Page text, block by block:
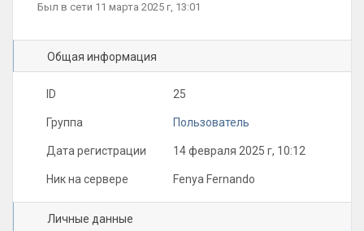
Был в сети 11 марта 2025 г, 13:01
Общая информация
ID 25
Группа Пользователь
Дата регистрации 14 февраля 2025 г, 10:12
Ник на сервере Fenya Fernando
Личные данные